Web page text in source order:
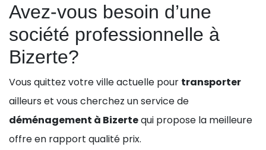
Avez-vous besoin d’une
société professionnelle à
Bizerte?
Vous quittez votre ville actuelle pour transporter
ailleurs et vous cherchez un service de
déménagement à Bizertequi propose la meilleure
offre en rapport qualité prix.